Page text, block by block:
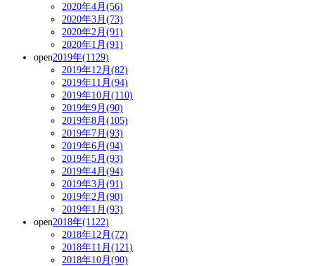
2020年4月(56)
2020年3月(73)
2020年2月(91)
2020年1月(91)
open2019年(1129)
2019年12月(82)
2019年11月(94)
2019年10月(110)
2019年9月(90)
2019年8月(105)
2019年7月(93)
2019年6月(94)
2019年5月(93)
2019年4月(94)
2019年3月(91)
2019年2月(90)
2019年1月(93)
open2018年(1122)
2018年12月(72)
2018年11月(121)
2018年10月(90)